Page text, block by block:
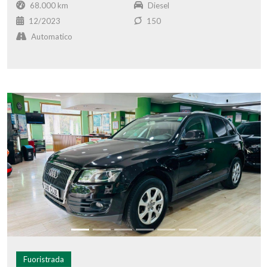
68.000 km
Diesel
12/2023
150
Automatico
Fuoristrada